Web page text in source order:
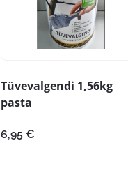
Tüvevalgendi 1,56kg
pasta
6,95 €